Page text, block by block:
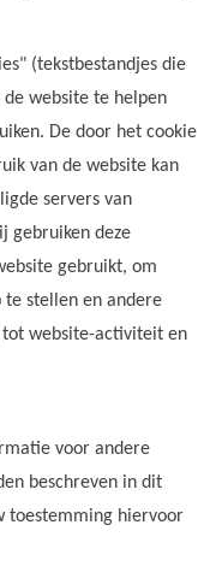
(tekstbestandjes die
website te helpen
De door het cookie
van de website kan
servers van
gebruiken deze
gebruikt, om
stellen en andere
website-activiteit en
voor andere
beschreven in dit
toestemming hiervoor